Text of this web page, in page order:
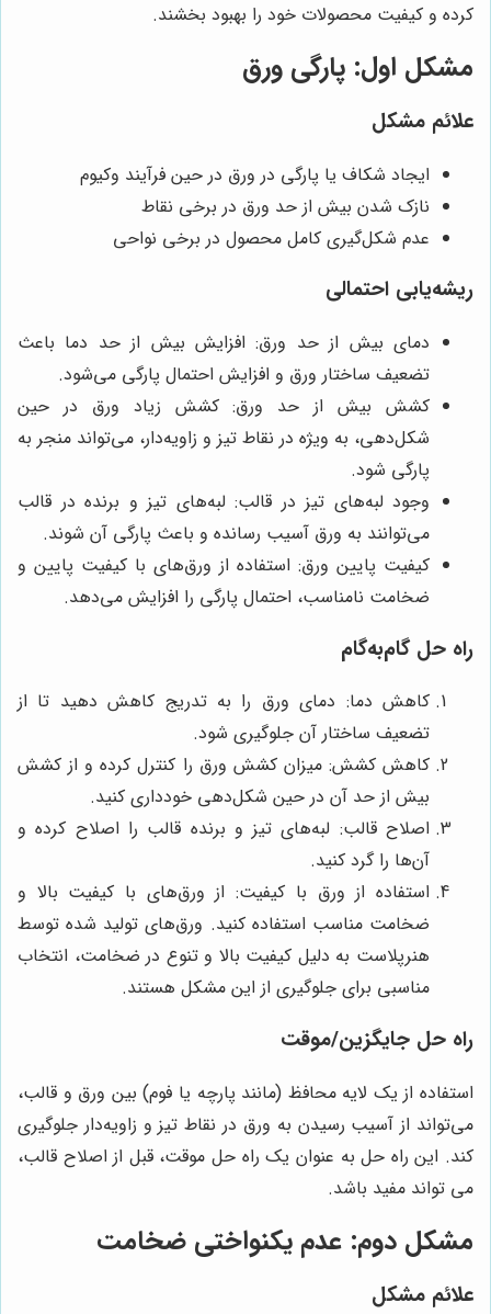
کرده و کیفیت محصولات خود را بهبود بخشند.
مشکل اول: پارگی ورق
علائم مشکل
ایجاد شکاف یا پارگی در ورق در حین فرآیند وکیوم
نازک شدن بیش از حد ورق در برخی نقاط
عدم شکل‌گیری کامل محصول در برخی نواحی
ریشه‌یابی احتمالی
دمای بیش از حد ورق: افزایش بیش از حد دما باعث
تضعیف ساختار ورق و افزایش احتمال پارگی می‌شود.
کشش بیش از حد ورق: کشش زیاد ورق در حین
شکل‌دهی، به ویژه در نقاط تیز و زاویه‌دار، می‌تواند منجر به
پارگی شود.
وجود لبه‌های تیز در قالب: لبه‌های تیز و برنده در قالب
می‌توانند به ورق آسیب رسانده و باعث پارگی آن شوند.
کیفیت پایین ورق: استفاده از ورق‌های با کیفیت پایین و
ضخامت نامناسب، احتمال پارگی را افزایش می‌دهد.
راه حل گام‌به‌گام
کاهش دما: دمای ورق را به تدریج کاهش دهید تا از
تضعیف ساختار آن جلوگیری شود.
کاهش کشش: میزان کشش ورق را کنترل کرده و از کشش
بیش از حد آن در حین شکل‌دهی خودداری کنید.
اصلاح قالب: لبه‌های تیز و برنده قالب را اصلاح کرده و
آن‌ها را گرد کنید.
استفاده از ورق با کیفیت: از ورق‌های با کیفیت بالا و
ضخامت مناسب استفاده کنید. ورق‌های تولید شده توسط
هنرپلاست به دلیل کیفیت بالا و تنوع در ضخامت، انتخاب
مناسبی برای جلوگیری از این مشکل هستند.
راه حل جایگزین/موقت
استفاده از یک لایه محافظ (مانند پارچه یا فوم) بین ورق و قالب،
می‌تواند از آسیب رسیدن به ورق در نقاط تیز و زاویه‌دار جلوگیری
کند. این راه حل به عنوان یک راه حل موقت، قبل از اصلاح قالب،
می تواند مفید باشد.
مشکل دوم: عدم یکنواختی ضخامت
علائم مشکل